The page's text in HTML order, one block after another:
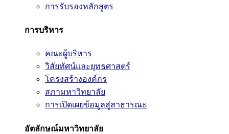
การรับรองหลักสูตร
การบริหาร
คณะผู้บริหาร
วิสัยทัศน์และยุทธศาสตร์
โครงสร้างองค์กร
สภามหาวิทยาลัย
การเปิดเผยข้อมูลสู่สาธารณะ
อัตลักษณ์มหาวิทยาลัย